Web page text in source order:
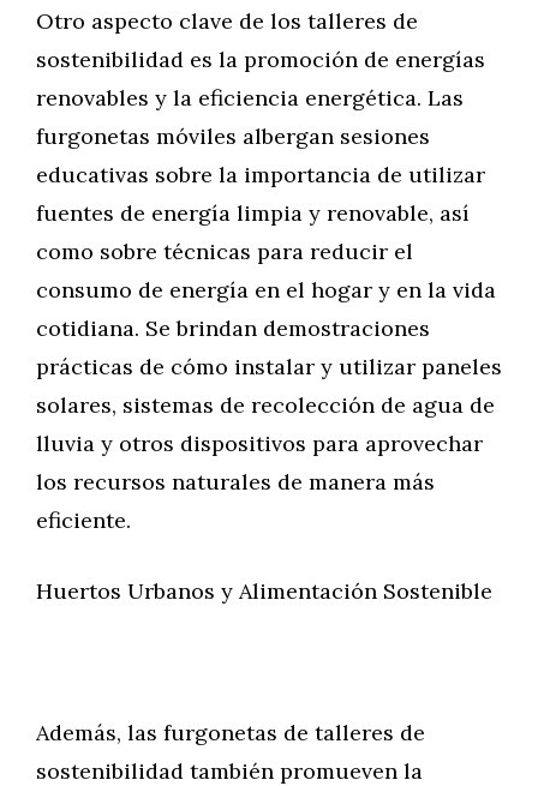
Otro aspecto clave de los talleres de
sostenibilidad es la promoción de energías
renovables y la eficiencia energética. Las
furgonetas móviles albergan sesiones
educativas sobre la importancia de utilizar
fuentes de energía limpia y renovable, así
como sobre técnicas para reducir el
consumo de energía en el hogar y en la vida
cotidiana. Se brindan demostraciones
prácticas de cómo instalar y utilizar paneles
solares, sistemas de recolección de agua de
lluvia y otros dispositivos para aprovechar
los recursos naturales de manera más
eficiente.
Huertos Urbanos y Alimentación Sostenible
Además, las furgonetas de talleres de
sostenibilidad también promueven la